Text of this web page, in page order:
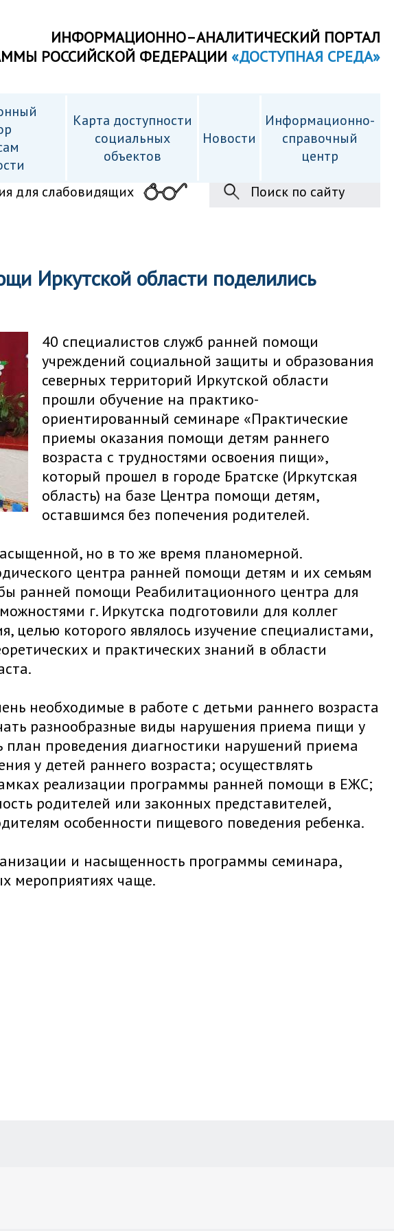
ИНФОРМАЦИОННО–АНАЛИТИЧЕСКИЙ ПОРТАЛ
РОССИЙСКОЙ ФЕДЕРАЦИИ «ДОСТУПНАЯ СРЕДА»
Карта доступности
cоциальных
объектов
Новости
Информационно-
справочный
центр
для слабовидящих
Поиск по сайту
Иркутской области поделились
40 специалистов служб ранней помощи
учреждений социальной защиты и образования
северных территорий Иркутской области
прошли обучение на практико-
ориентированный семинаре «Практические
приемы оказания помощи детям раннего
возраста с трудностями освоения пищи»,
который прошел в городе Братске (Иркутская
область) на базе Центра помощи детям,
оставшимся без попечения родителей.
но в то же время планомерной.
центра ранней помощи детям и их семьям
ранней помощи Реабилитационного центра для
г. Иркутска подготовили для коллег
целью которого являлось изучение специалистами,
и практических знаний в области
необходимые в работе с детьми раннего возраста
разнообразные виды нарушения приема пищи у
план проведения диагностики нарушений приема
у детей раннего возраста; осуществлять
реализации программы ранней помощи в ЕЖС;
родителей или законных представителей,
особенности пищевого поведения ребенка.
и насыщенность программы семинара,
мероприятиях чаще.